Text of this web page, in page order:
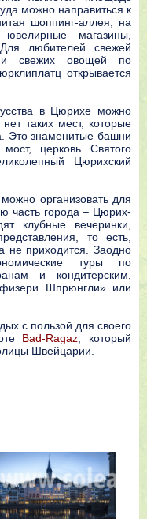
можно направиться к
шоппинг-аллея, на
магазины,
любителей свежей
и свежих овощей по
открывается
в Цюрихе можно
таких мест, которые
Это знаменитые башни
церковь Святого
Цюрихский
организовать для
часть города – Цюрих-
клубные вечеринки,
то есть,
не приходится. Заодно
туры по
и кондитерским,
Шпрюнгли» или
с пользой для своего
Bad-Ragaz, который
Швейцарии.